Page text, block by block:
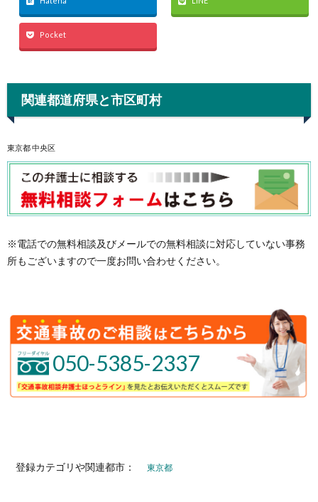
Pocket
関連都道府県と市区町村
東京都 中央区
※電話での無料相談及びメールでの無料相談に対応していない事務
所もございますので一度お問い合わせください。
050-5385-2337
登録カテゴリや関連都市： 東京都